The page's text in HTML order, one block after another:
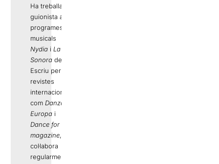
Ha treballat de
guionista a
programes
musicals
Nydia iLa
Sonora del 33.
Escriu per a
revistes
internacionals
comDanza
Europa i
Dance for you
magazine, i
col·labora
regularment a